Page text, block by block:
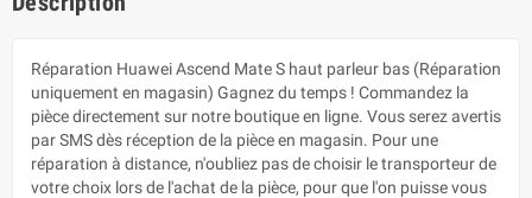
Réparation Huawei Ascend Mate S haut parleur bas (Réparation
uniquement en magasin) Gagnez du temps ! Commandez la
pièce directement sur notre boutique en ligne. Vous serez avertis
par SMS dès réception de la pièce en magasin. Pour une
réparation à distance, n'oubliez pas de choisir le transporteur de
votre choix lors de l'achat de la pièce, pour que l'on puisse vous